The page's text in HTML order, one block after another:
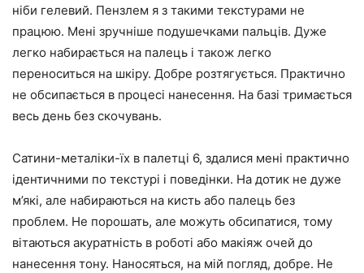
ніби гелевий. Пензлем я з такими текстурами не
працюю. Мені зручніше подушечками пальців. Дуже
легко набирається на палець і також легко
переноситься на шкіру. Добре розтягується. Практично
не обсипається в процесі нанесення. На базі тримається
весь день без скочувань.
Сатини-металіки-їх в палетці 6, здалися мені практично
ідентичними по текстурі і поведінки. На дотик не дуже
м’які, але набираються на кисть або палець без
проблем. Не порошать, але можуть обсипатися, тому
вітаються акуратність в роботі або макіяж очей до
нанесення тону. Наносяться, на мій погляд, добре. Не